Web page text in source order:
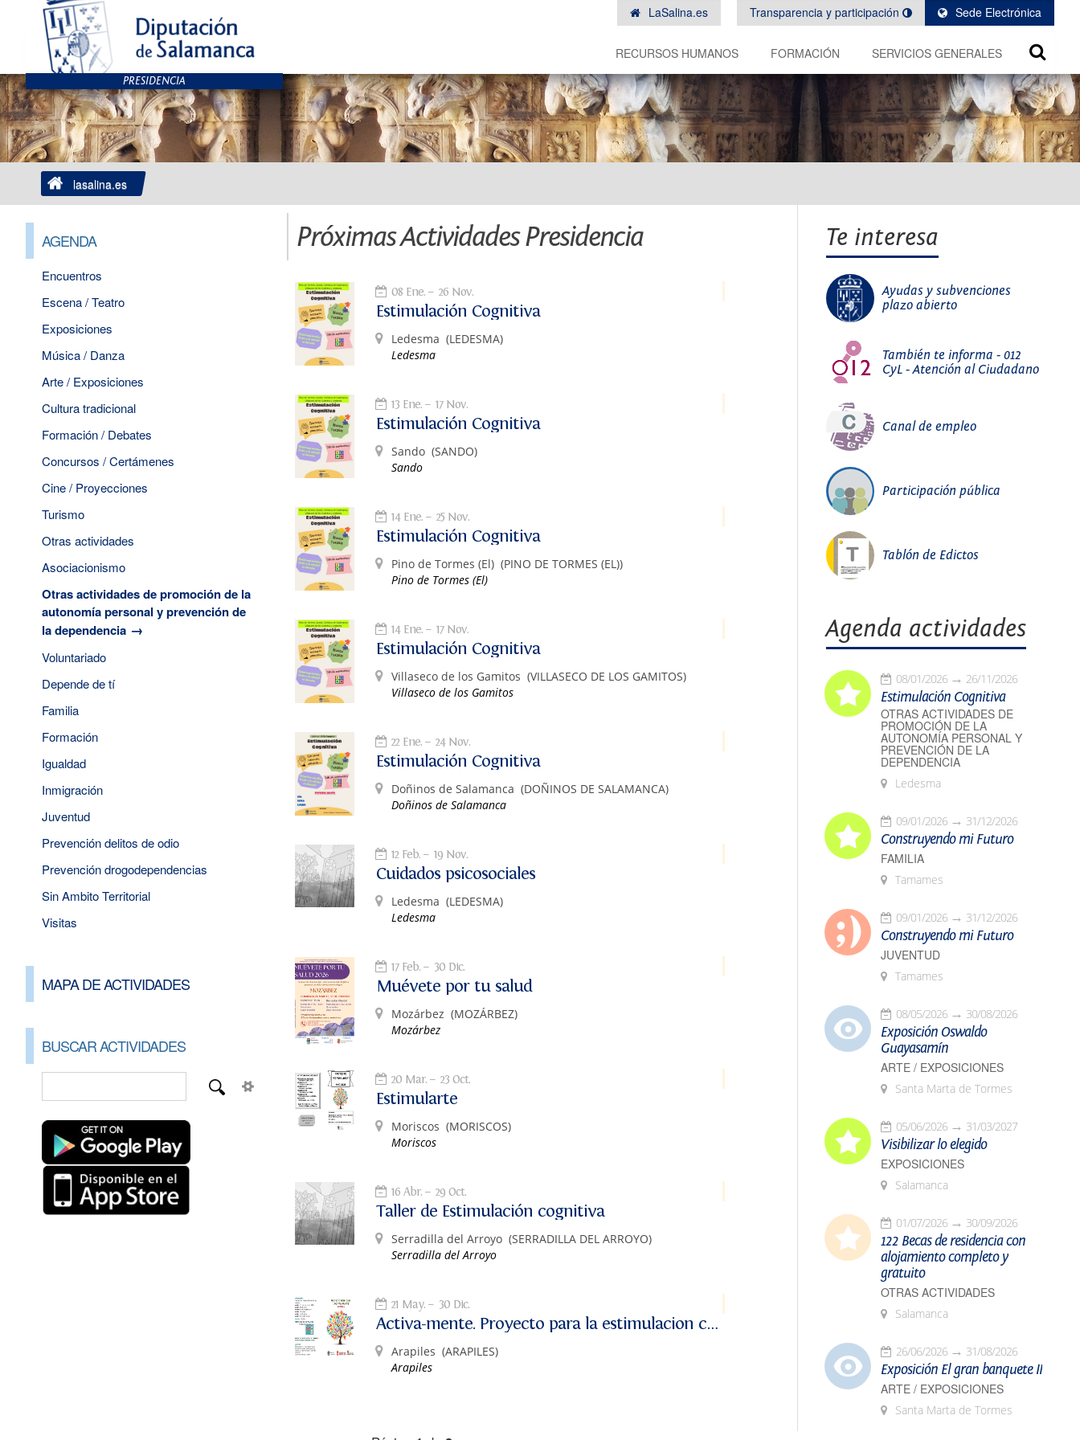
Sede Electrónica
Transparencia y participación
LaSalina.es
RECURSOS HUMANOS FORMACIÓN SERVICIOS GENERALES
lasalina.es
AGENDA
Encuentros
Escena / Teatro
Exposiciones
Música / Danza
Arte / Exposiciones
Cultura tradicional
Formación / Debates
Concursos / Certámenes
Cine / Proyecciones
Turismo
Otras actividades
Asociacionismo
Otras actividades de promoción de la
autonomía personal y prevención de
la dependencia
Voluntariado
Depende de tí
Familia
Formación
Igualdad
Inmigración
Juventud
Prevención delitos de odio
Prevención drogodependencias
Sin Ambito Territorial
Visitas
MAPA DE ACTIVIDADES
BUSCAR ACTIVIDADES
Próximas Actividades Presidencia
08 Ene. 26 Nov.
Estimulación Cognitiva
Ledesma (LEDESMA)
Ledesma
13 Ene. 17 Nov.
Estimulación Cognitiva
Sando (SANDO)
Sando
14 Ene. 25 Nov.
Estimulación Cognitiva
Pino de Tormes (El) (PINO DE TORMES (EL))
Pino de Tormes (El)
14 Ene. 17 Nov.
Estimulación Cognitiva
Villaseco de los Gamitos (VILLASECO DE LOS GAMITOS)
Villaseco de los Gamitos
22 Ene. 24 Nov.
Estimulación Cognitiva
Doñinos de Salamanca (DOÑINOS DE SALAMANCA)
Doñinos de Salamanca
12 Feb. 19 Nov.
Cuidados psicosociales
Ledesma (LEDESMA)
Ledesma
17 Feb. 30 Dic.
Muévete por tu salud
Mozárbez (MOZÁRBEZ)
Mozárbez
20 Mar. 23 Oct.
Estimularte
Moriscos (MORISCOS)
Moriscos
16 Abr. 29 Oct.
Taller de Estimulación cognitiva
Serradilla del Arroyo (SERRADILLA DEL ARROYO)
Serradilla del Arroyo
21 May. 30 Dic.
Activa-mente. Proyecto para la estimulacion cognitiva.
Arapiles (ARAPILES)
Arapiles
Te interesa
Ayudas y subvenciones
plazo abierto
También te informa - 012
CyL - Atención al Ciudadano
Canal de empleo
Participación pública
Tablón de Edictos
Agenda actividades
08/01/2026 26/11/2026
Estimulación Cognitiva
OTRAS ACTIVIDADES DE
PROMOCIÓN DE LA
AUTONOMÍA PERSONAL Y
PREVENCIÓN DE LA
DEPENDENCIA
Ledesma
09/01/2026 31/12/2026
Construyendo mi Futuro
FAMILIA
Tamames
09/01/2026 31/12/2026
Construyendo mi Futuro
JUVENTUD
Tamames
08/05/2026 30/08/2026
Exposición Oswaldo
Guayasamín
ARTE / EXPOSICIONES
Santa Marta de Tormes
05/06/2026 31/03/2027
Visibilizar lo elegido
EXPOSICIONES
Salamanca
01/07/2026 30/09/2026
122 Becas de residencia con
alojamiento completo y
gratuito
OTRAS ACTIVIDADES
Salamanca
26/06/2026 31/08/2026
Exposición El gran banquete II
ARTE / EXPOSICIONES
Santa Marta de Tormes